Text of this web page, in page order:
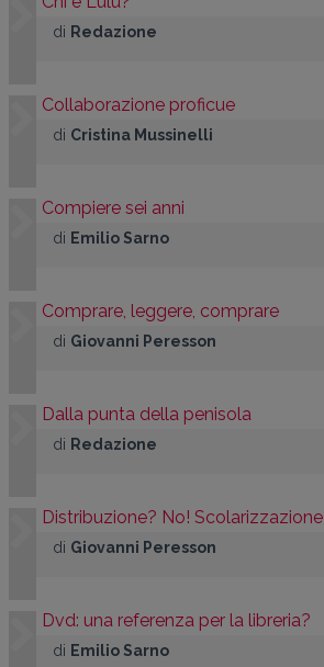
di Redazione
Collaborazione proficue
di Cristina Mussinelli
Compiere sei anni
di Emilio Sarno
Comprare, leggere, comprare
di Giovanni Peresson
Dalla punta della penisola
di Redazione
Distribuzione? No! Scolarizzazione
di Giovanni Peresson
Dvd: una referenza per la libreria?
di Emilio Sarno